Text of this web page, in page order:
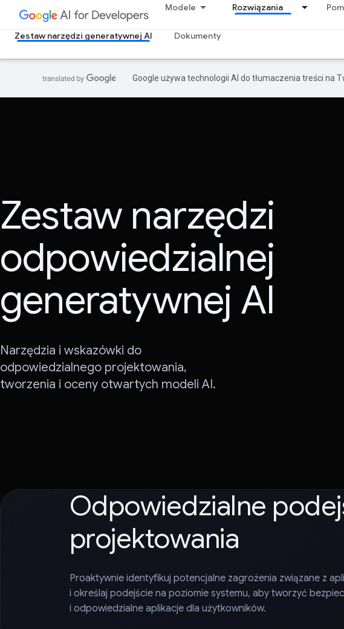
Modele Rozwiązania
Zestaw narzędzi generatywnej AI Dokumenty
Google używa technologii AI do tłumaczenia treści na
Zestaw narzędzi
odpowiedzialnej
generatywnej AI
Narzędzia i wskazówki do
odpowiedzialnego projektowania,
tworzenia i oceny otwartych modeli AI.
Odpowiedzialne
projektowania
Proaktywnie identyfikuj potencjalne zagrożenia związane z
i określaj podejście na poziomie systemu, aby tworzyć
i odpowiedzialne aplikacje dla użytkowników.